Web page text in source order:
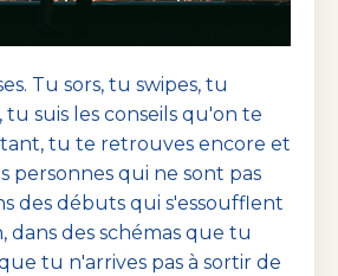
Tu sors, tu swipes, tu
tu suis les conseils qu'on te
tu te retrouves encore et
personnes qui ne sont pas
des débuts qui s'essoufflent
dans des schémas que tu
tu n'arrives pas à sortir de